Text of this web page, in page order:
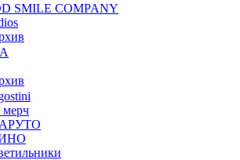
SMILE COMPANY
мерч